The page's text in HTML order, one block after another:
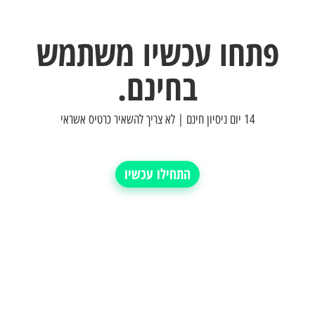
פתחו עכשיו משתמש
בחינם.
14 יום ניסיון חינם | לא צריך להשאיר כרטיס אשראי
התחילו עכשיו